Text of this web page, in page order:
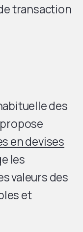
transaction
des
en devises
les
valeurs des
et